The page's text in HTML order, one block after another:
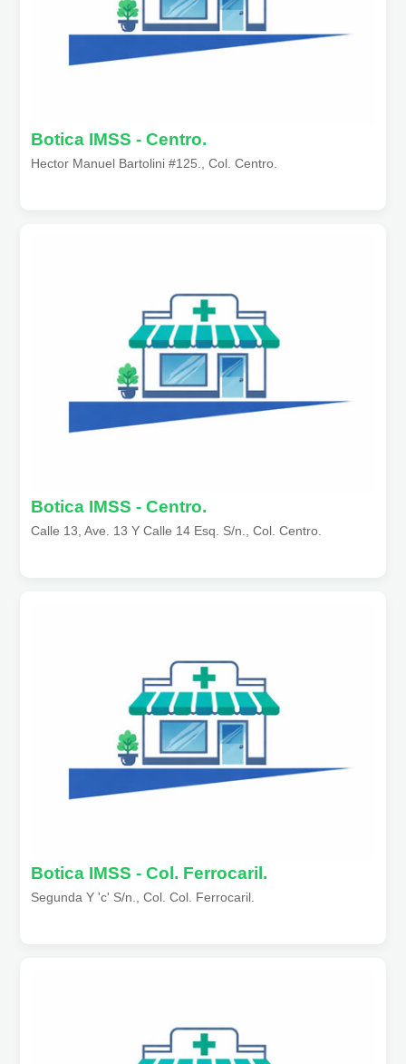
Botica IMSS - Centro.
Hector Manuel Bartolini #125., Col. Centro.
Botica IMSS - Centro.
Calle 13, Ave. 13 Y Calle 14 Esq. S/n., Col. Centro.
Botica IMSS - Col. Ferrocaril.
Segunda Y 'c' S/n., Col. Col. Ferrocaril.